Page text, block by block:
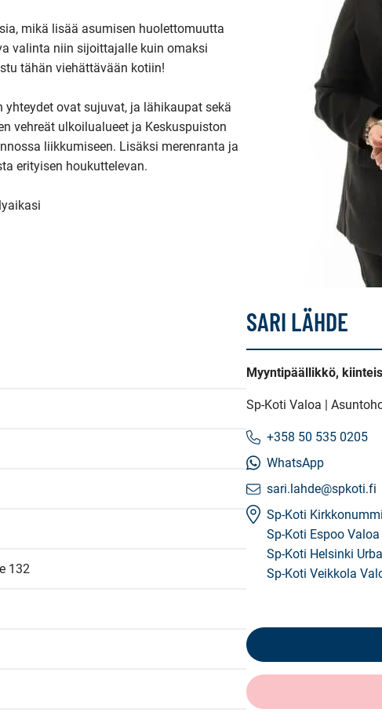
mikä lisää asumisen huolettomuutta
valinta niin sijoittajalle kuin omaksi
tähän viehättävään kotiin!
ovat sujuvat, ja lähikaupat sekä
vehreät ulkoilualueet ja Keskuspuiston
liikkumiseen. Lisäksi merenranta ja
erityisen houkuttelevan.
132
SARI LÄHDE
Myyntipäällikkö,
Sp-Koti Valoa |
+358 50 535 0205
WhatsApp
sari.lahde@spkoti.fi
Sp-Koti
Sp-Koti Espoo Valoa
Sp-Koti Helsinki
Sp-Koti Veikkola